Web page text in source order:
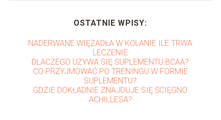
OSTATNIE WPISY:
NADERWANE WIĘZADŁA W KOLANIE ILE TRWA
LECZENIE
DLACZEGO UŻYWA SIĘ SUPLEMENTU BCAA?
CO PRZYJMOWAĆ PO TRENINGU W FORMIE
SUPLEMENTU?
GDZIE DOKŁADNIE ZNAJDUJE SIĘ ŚCIĘGNO
ACHILLESA?